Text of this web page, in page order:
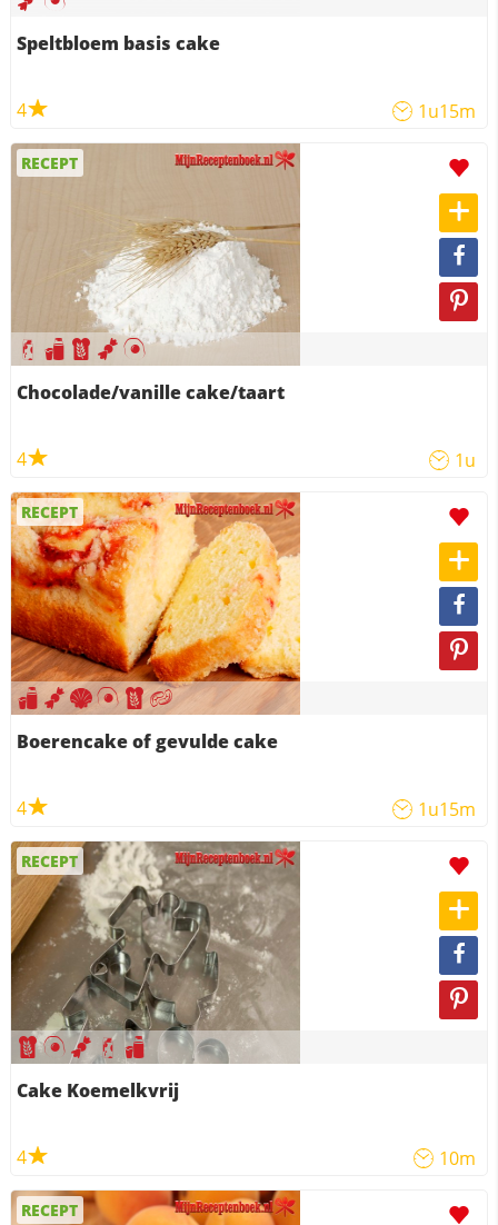
Speltbloem basis cake
4 1u15m
RECEPT
Chocolade/vanille cake/taart
4 1u
RECEPT
Boerencake of gevulde cake
4 1u15m
RECEPT
Cake Koemelkvrij
4 10m
RECEPT